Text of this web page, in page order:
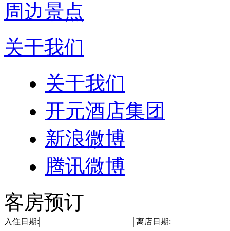
周边景点
关于我们
关于我们
开元酒店集团
新浪微博
腾讯微博
客房预订
入住日期: 离店日期: